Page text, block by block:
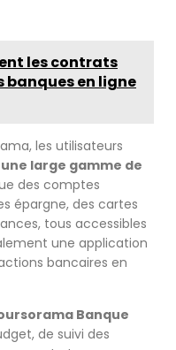
les contrats
banques en ligne
les utilisateurs
large gamme de
des comptes
épargne, des cartes
tous accessibles
une application
bancaires en
Banque
de suivi des